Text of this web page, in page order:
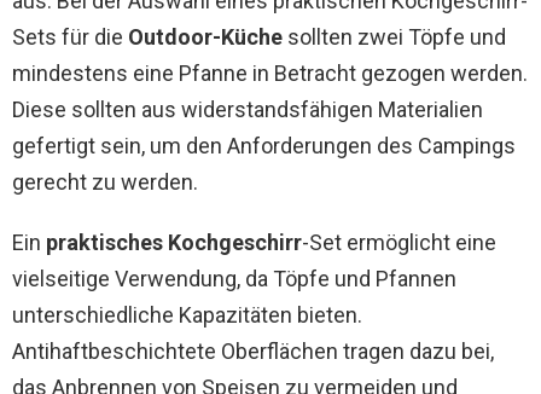
Sets für die Outdoor-Küche sollten zwei Töpfe und
mindestens eine Pfanne in Betracht gezogen werden.
Diese sollten aus widerstandsfähigen Materialien
gefertigt sein, um den Anforderungen des Campings
gerecht zu werden.
Ein praktisches Kochgeschirr-Set ermöglicht eine
vielseitige Verwendung, da Töpfe und Pfannen
unterschiedliche Kapazitäten bieten.
Antihaftbeschichtete Oberflächen tragen dazu bei,
das Anbrennen von Speisen zu vermeiden und